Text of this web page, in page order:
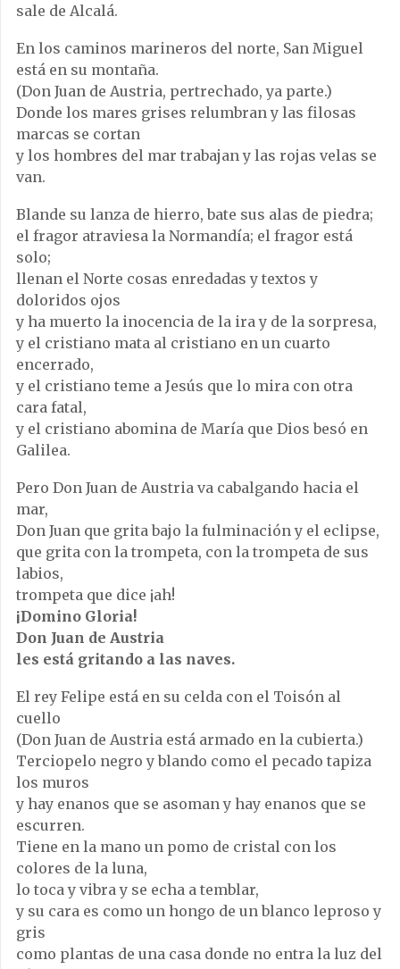
sale de Alcalá.
En los caminos marineros del norte, San Miguel
está en su montaña.
(Don Juan de Austria, pertrechado, ya parte.)
Donde los mares grises relumbran y las filosas
marcas se cortan
y los hombres del mar trabajan y las rojas velas se
van.
Blande su lanza de hierro, bate sus alas de piedra;
el fragor atraviesa la Normandía; el fragor está
solo;
llenan el Norte cosas enredadas y textos y
doloridos ojos
y ha muerto la inocencia de la ira y de la sorpresa,
y el cristiano mata al cristiano en un cuarto
encerrado,
y el cristiano teme a Jesús que lo mira con otra
cara fatal,
y el cristiano abomina de María que Dios besó en
Galilea.
Pero Don Juan de Austria va cabalgando hacia el
mar,
Don Juan que grita bajo la fulminación y el eclipse,
que grita con la trompeta, con la trompeta de sus
labios,
trompeta que dice ¡ah!
¡Domino Gloria!
Don Juan de Austria
les está gritando a las naves.
El rey Felipe está en su celda con el Toisón al
cuello
(Don Juan de Austria está armado en la cubierta.)
Terciopelo negro y blando como el pecado tapiza
los muros
y hay enanos que se asoman y hay enanos que se
escurren.
Tiene en la mano un pomo de cristal con los
colores de la luna,
lo toca y vibra y se echa a temblar,
y su cara es como un hongo de un blanco leproso y
gris
como plantas de una casa donde no entra la luz del